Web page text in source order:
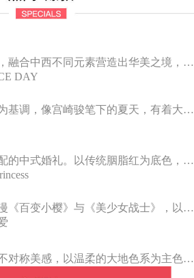
一场特别的新中式婚礼，融合中西不同元素营造出华美之境，有庄严浪漫的西式证婚，也有含蓄深情的中式感恩，从古典到现代，从前世到今生，爱，隽永铭刻。
整场婚礼以清爽夏日感为基调，像宫崎骏笔下的夏天，有着大朵大朵像棉花糖似的白云，有蔚蓝蔚蓝的天空和青绿青绿的草地，有着童话世界里干净纯洁的美好，有着日系画风下的治愈感。
一款国风韵味，撞色搭配的中式婚礼。以传统胭脂红为底色，黛蓝色花鸟点缀其中，热情的红色和低调的古风书画色相辅相成。
灵感来源于90后经典动漫《百变小樱》与《美少女战士》，以柔美梦幻的马卡龙色系为主色调，融合精灵萌宠与星星魔法阵等元素，为遗落凡间的公主搭建一个召唤王子的舞台。
灵感来源于几何线条的不对称美感，以温柔的大地色系为主色调，空间上，利用几何线条进行完美切割，配以柔和色系的花艺点缀，构造了一个温馨柔和、清新复古的空间。